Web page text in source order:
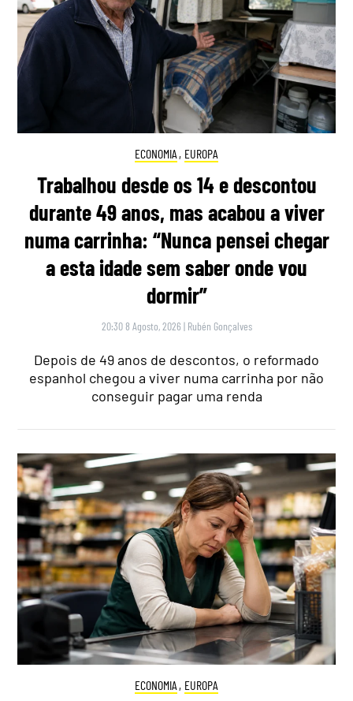
ECONOMIA , EUROPA
Trabalhou desde os 14 e descontou
durante 49 anos, mas acabou a viver
numa carrinha: “Nunca pensei chegar
a esta idade sem saber onde vou
dormir”
20:30 8 Agosto, 2026 | Rubén Gonçalves
Depois de 49 anos de descontos, o reformado
espanhol chegou a viver numa carrinha por não
conseguir pagar uma renda
ECONOMIA , EUROPA